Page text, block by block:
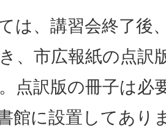
は、講習会終了後
、市広報紙の点訳
点訳版の冊子は必
館に設置してあり